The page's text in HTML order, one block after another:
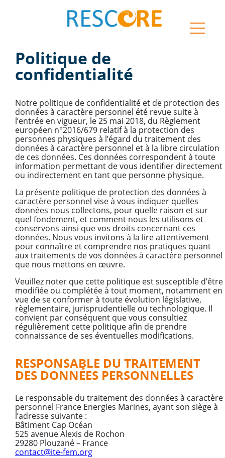
ouvrir le
Politique de
confidentialité
Notre politique de confidentialité et de protection des
données à caractère personnel été revue suite à
l’entrée en vigueur, le 25 mai 2018, du Règlement
européen n°2016/679 relatif à la protection des
personnes physiques à l’égard du traitement des
données à caractère personnel et à la libre circulation
de ces données. Ces données correspondent à toute
information permettant de vous identifier directement
ou indirectement en tant que personne physique.
La présente politique de protection des données à
caractère personnel vise à vous indiquer quelles
données nous collectons, pour quelle raison et sur
quel fondement, et comment nous les utilisons et
conservons ainsi que vos droits concernant ces
données. Nous vous invitons à la lire attentivement
pour connaître et comprendre nos pratiques quant
aux traitements de vos données à caractère personnel
que nous mettons en œuvre.
Veuillez noter que cette politique est susceptible d’être
modifiée ou complétée à tout moment, notamment en
vue de se conformer à toute évolution législative,
règlementaire, jurisprudentielle ou technologique. Il
convient par conséquent que vous consultiez
régulièrement cette politique afin de prendre
connaissance de ses éventuelles modifications.
RESPONSABLE DU TRAITEMENT
DES DONNÉES PERSONNELLES
Le responsable du traitement des données à caractère
personnel France Energies Marines, ayant son siège à
l’adresse suivante :
Bâtiment Cap Océan
525 avenue Alexis de Rochon
29280 Plouzané – France
contact@ite-fem.org